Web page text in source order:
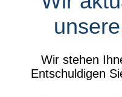
Wir stehen
Entschuldigen